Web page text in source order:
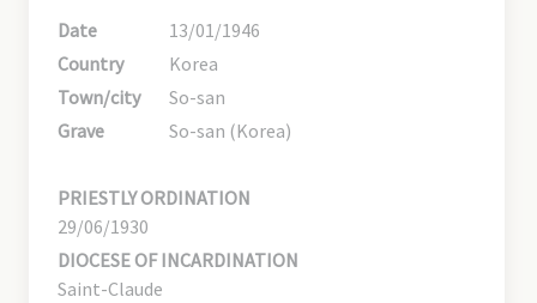
Date
13/01/1946
Country
Korea
Town/city
So-san
Grave
So-san (Korea)
PRIESTLY ORDINATION
29/06/1930
DIOCESE OF INCARDINATION
Saint-Claude